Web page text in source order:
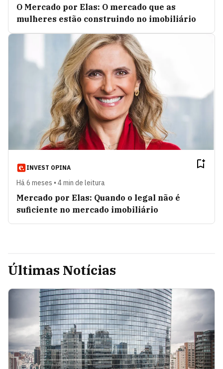
O Mercado por Elas: O mercado que as
mulheres estão construindo no imobiliário
INVEST OPINA
Há 6 meses • 4 min de leitura
Mercado por Elas: Quando o legal não é
suficiente no mercado imobiliário
Últimas Notícias